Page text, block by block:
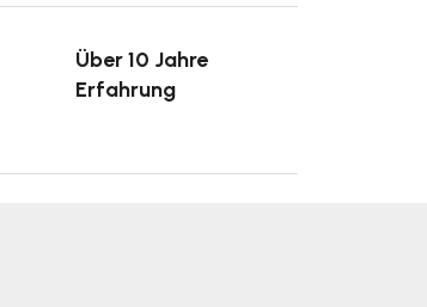
Über 10 Jahre
Erfahrung